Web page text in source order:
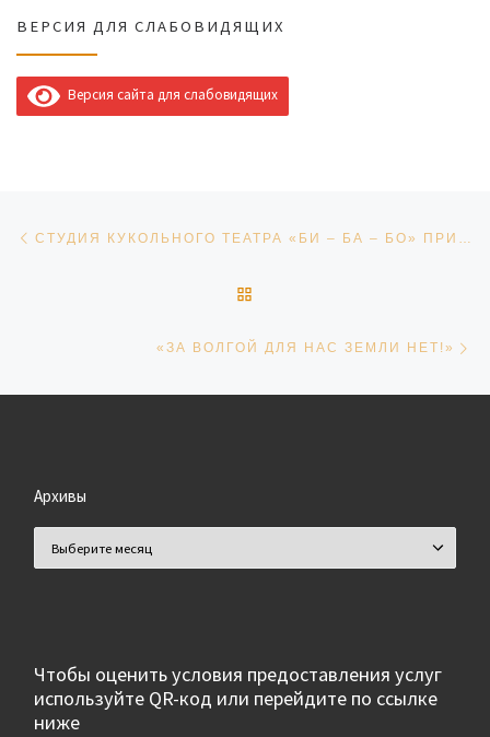
ВЕРСИЯ ДЛЯ СЛАБОВИДЯЩИХ
Версия сайта для слабовидящих
Навигация по записям
«ЗА ВОЛГОЙ ДЛЯ НАС ЗЕМЛИ НЕТ!»
Архивы
Чтобы оценить условия предоставления услуг
используйте QR-код или перейдите по ссылке
ниже